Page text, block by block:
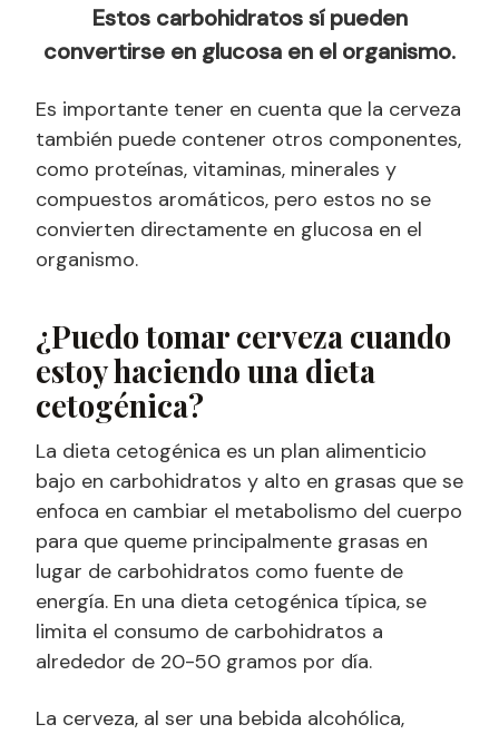
Estos carbohidratos sí pueden
convertirse en glucosa en el organismo.
Es importante tener en cuenta que la cerveza
también puede contener otros componentes,
como proteínas, vitaminas, minerales y
compuestos aromáticos, pero estos no se
convierten directamente en glucosa en el
organismo.
¿Puedo tomar cerveza cuando
estoy haciendo una dieta
cetogénica?
La dieta cetogénica es un plan alimenticio
bajo en carbohidratos y alto en grasas que se
enfoca en cambiar el metabolismo del cuerpo
para que queme principalmente grasas en
lugar de carbohidratos como fuente de
energía. En una dieta cetogénica típica, se
limita el consumo de carbohidratos a
alrededor de 20-50 gramos por día.
La cerveza, al ser una bebida alcohólica,